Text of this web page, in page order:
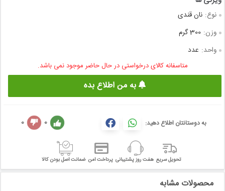
نوع: نان قندی
وزن: 300 گرم
واحد: عدد
متاسفانه کالای درخواستی در حال حاضر موجود نمی باشد.
به من اطلاع بده
به دوستانتان اطلاع دهید: 0
0
تحویل سریع هفت روز پشتیبانی پرداخت امن ضمانت اصل بودن کالا
محصولات مشابه